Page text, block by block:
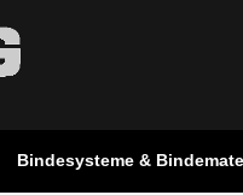
Bindesysteme &